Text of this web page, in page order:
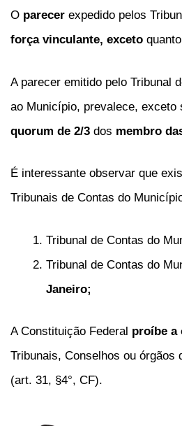
O parecer expedido pelos
força vinculante, exceto
A parecer emitido pelo Tribunal
ao Município, prevalece, exceto
quorum de 2/3 dos membro
É interessante observar que
Tribunais de Contas do
Tribunal de Contas do
Tribunal de Contas do
Janeiro;
A Constituição Federal proíbe a
Tribunais, Conselhos ou órgãos
(art. 31, §4°, CF).